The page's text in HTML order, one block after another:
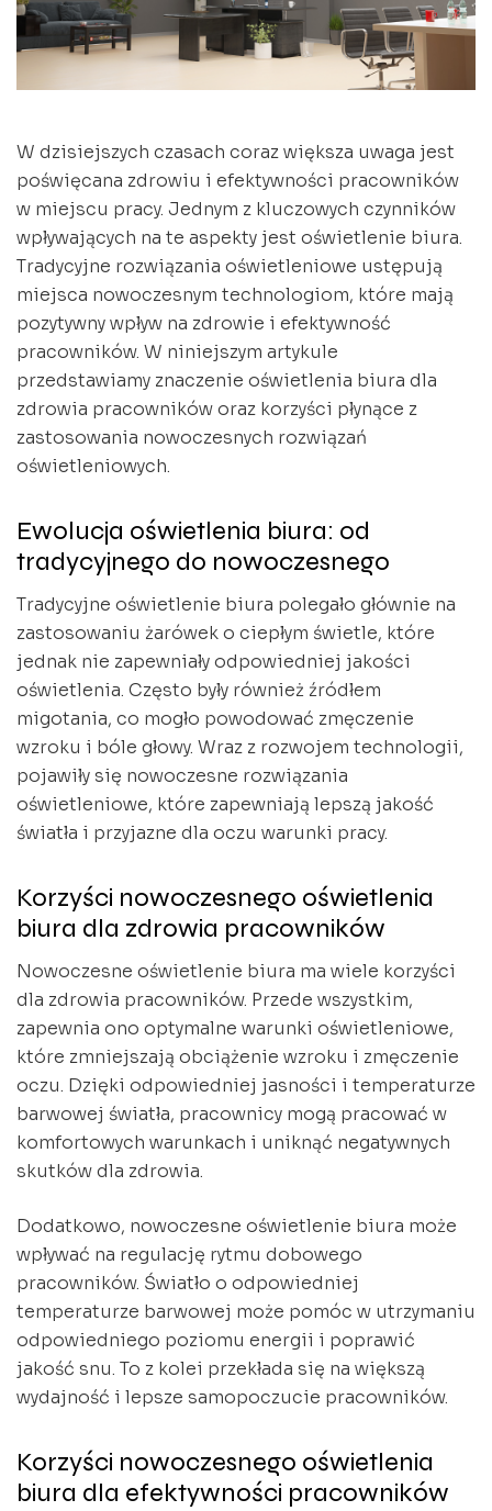
W dzisiejszych czasach coraz większa uwaga jest
poświęcana zdrowiu i efektywności pracowników
w miejscu pracy. Jednym z kluczowych czynników
wpływających na te aspekty jest oświetlenie biura.
Tradycyjne rozwiązania oświetleniowe ustępują
miejsca nowoczesnym technologiom, które mają
pozytywny wpływ na zdrowie i efektywność
pracowników. W niniejszym artykule
przedstawiamy znaczenie oświetlenia biura dla
zdrowia pracowników oraz korzyści płynące z
zastosowania nowoczesnych rozwiązań
oświetleniowych.
Ewolucja oświetlenia biura: od
tradycyjnego do nowoczesnego
Tradycyjne oświetlenie biura polegało głównie na
zastosowaniu żarówek o ciepłym świetle, które
jednak nie zapewniały odpowiedniej jakości
oświetlenia. Często były również źródłem
migotania, co mogło powodować zmęczenie
wzroku i bóle głowy. Wraz z rozwojem technologii,
pojawiły się nowoczesne rozwiązania
oświetleniowe, które zapewniają lepszą jakość
światła i przyjazne dla oczu warunki pracy.
Korzyści nowoczesnego oświetlenia
biura dla zdrowia pracowników
Nowoczesne oświetlenie biura ma wiele korzyści
dla zdrowia pracowników. Przede wszystkim,
zapewnia ono optymalne warunki oświetleniowe,
które zmniejszają obciążenie wzroku i zmęczenie
oczu. Dzięki odpowiedniej jasności i temperaturze
barwowej światła, pracownicy mogą pracować w
komfortowych warunkach i uniknąć negatywnych
skutków dla zdrowia.
Dodatkowo, nowoczesne oświetlenie biura może
wpływać na regulację rytmu dobowego
pracowników. Światło o odpowiedniej
temperaturze barwowej może pomóc w utrzymaniu
odpowiedniego poziomu energii i poprawić
jakość snu. To z kolei przekłada się na większą
wydajność i lepsze samopoczucie pracowników.
Korzyści nowoczesnego oświetlenia
biura dla efektywności pracowników